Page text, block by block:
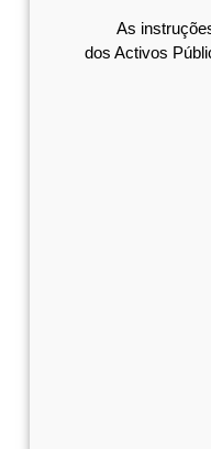
As instruções
dos Activos